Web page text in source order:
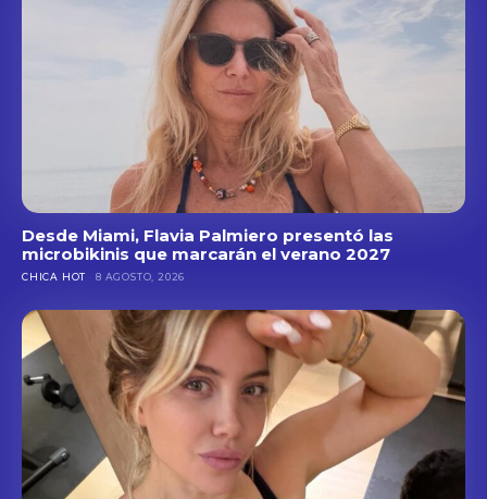
Desde Miami, Flavia Palmiero presentó las
microbikinis que marcarán el verano 2027
CHICA HOT 8 AGOSTO, 2026